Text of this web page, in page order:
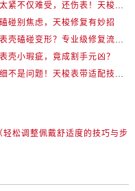
表带太紧不仅难受，还伤表！天梭佩戴优化技巧
碰别焦虑，天梭修复有妙招
天梭表壳磕碰变形？专业级修复流程大公开
壳小瑕疵，竟成割手元凶？
手腕细不是问题！天梭表带适配技巧一次讲透
松调整佩戴舒适度的技巧与步